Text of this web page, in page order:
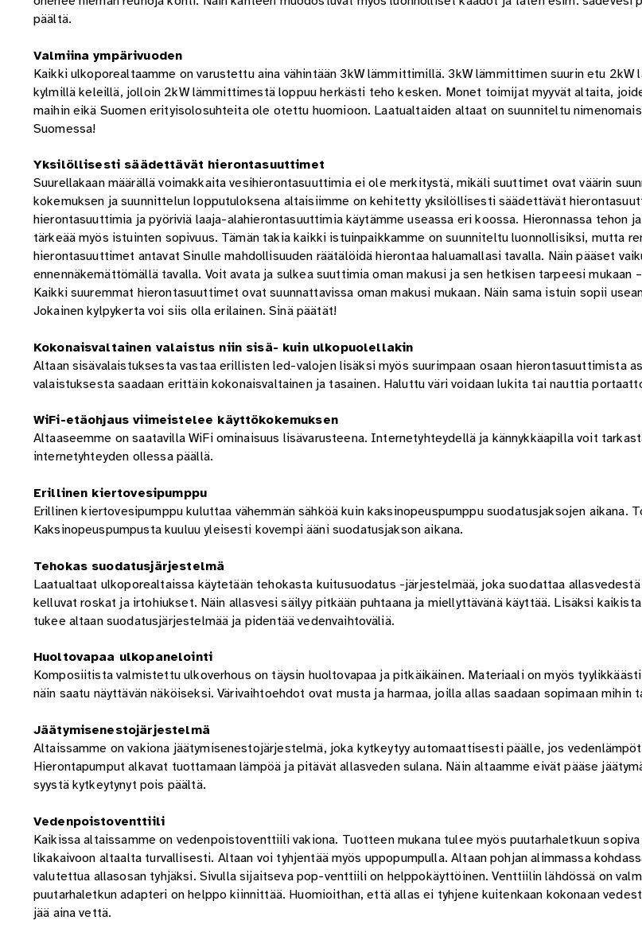
päältä.
Valmiina ympärivuoden
Kaikki ulkoporealtaamme on varustettu aina vähintään 3kW lämmittimillä. 3kW lämmittimen suurin etu
kylmillä keleillä, jolloin 2kW lämmittimestä loppuu herkästi teho kesken. Monet toimijat myyvät altaita,
maihin eikä Suomen erityisolosuhteita ole otettu huomioon. Laatualtaiden altaat on suunniteltu
Suomessa!
Yksilöllisesti säädettävät hierontasuuttimet
Suurellakaan määrällä voimakkaita vesihierontasuuttimia ei ole merkitystä, mikäli suuttimet ovat väärin
kokemuksen ja suunnittelun lopputuloksena altaisiimme on kehitetty yksilöllisesti säädettävät
hierontasuuttimia ja pyöriviä laaja-alahierontasuuttimia käytämme useassa eri koossa. Hieronnassa tehon
tärkeää myös istuinten sopivuus. Tämän takia kaikki istuinpaikkamme on suunniteltu luonnollisiksi, mutta
hierontasuuttimet antavat Sinulle mahdollisuuden räätälöidä hierontaa haluamallasi tavalla. Näin pääset
ennennäkemättömällä tavalla. Voit avata ja sulkea suuttimia oman makusi ja sen hetkisen tarpeesi mukaan
Kaikki suuremmat hierontasuuttimet ovat suunnattavissa oman makusi mukaan. Näin sama istuin sopii
Jokainen kylpykerta voi siis olla erilainen. Sinä päätät!
Kokonaisvaltainen valaistus niin sisä- kuin ulkopuolellakin
Altaan sisävalaistuksesta vastaa erillisten led-valojen lisäksi myös suurimpaan osaan hierontasuuttimista
valaistuksesta saadaan erittäin kokonaisvaltainen ja tasainen. Haluttu väri voidaan lukita tai nauttia
WiFi-etäohjaus viimeistelee käyttökokemuksen
Altaaseemme on saatavilla WiFi ominaisuus lisävarusteena. Internetyhteydellä ja kännykkäapilla voit
internetyhteyden ollessa päällä.
Erillinen kiertovesipumppu
Erillinen kiertovesipumppu kuluttaa vähemmän sähköä kuin kaksinopeuspumppu suodatusjaksojen aikana.
Kaksinopeuspumpusta kuuluu yleisesti kovempi ääni suodatusjakson aikana.
Tehokas suodatusjärjestelmä
Laatualtaat ulkoporealtaissa käytetään tehokasta kuitusuodatus -järjestelmää, joka suodattaa
kelluvat roskat ja irtohiukset. Näin allasvesi säilyy pitkään puhtaana ja miellyttävänä käyttää. Lisäksi
tukee altaan suodatusjärjestelmää ja pidentää vedenvaihtoväliä.
Huoltovapaa ulkopanelointi
Komposiitista valmistettu ulkoverhous on täysin huoltovapaa ja pitkäikäinen. Materiaali on myös
näin saatu näyttävän näköiseksi. Värivaihtoehdot ovat musta ja harmaa, joilla allas saadaan sopimaan mihin
Jäätymisenestojärjestelmä
Altaissamme on vakiona jäätymisenestojärjestelmä, joka kytkeytyy automaattisesti päälle, jos
Hierontapumput alkavat tuottamaan lämpöä ja pitävät allasveden sulana. Näin altaamme eivät pääse
syystä kytkeytynyt pois päältä.
Vedenpoistoventtiili
Kaikissa altaissamme on vedenpoistoventtiili vakiona. Tuotteen mukana tulee myös puutarhaletkuun
likakaivoon altaalta turvallisesti. Altaan voi tyhjentää myös uppopumpulla. Altaan pohjan alimmassa
valutettua allasosan tyhjäksi. Sivulla sijaitseva pop-venttiili on helppokäyttöinen. Venttiilin lähdössä on
puutarhaletkun adapteri on helppo kiinnittää. Huomioithan, että allas ei tyhjene kuitenkaan kokonaan
jää aina vettä.